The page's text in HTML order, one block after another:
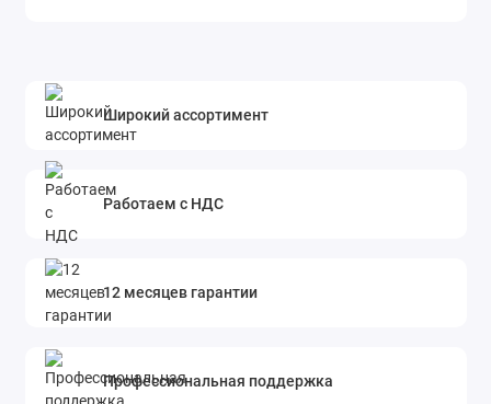
Широкий ассортимент
Работаем с НДС
12 месяцев гарантии
Профессиональная поддержка